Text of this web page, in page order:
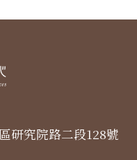
研究院路二段128號